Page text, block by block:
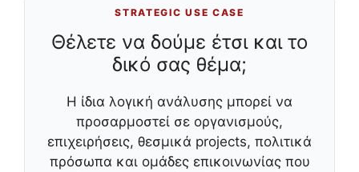
STRATEGIC USE CASE
Θέλετε να δούμε έτσι και το
δικό σας θέμα;
Η ίδια λογική ανάλυσης μπορεί να
προσαρμοστεί σε οργανισμούς,
επιχειρήσεις, θεσμικά projects, πολιτικά
πρόσωπα και ομάδες επικοινωνίας που